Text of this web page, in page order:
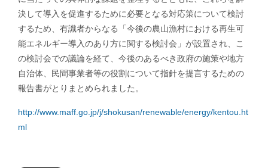
決して導入を促進するために必要となる対応策について検討
するため、有識者からなる「今後の農山漁村における再生可
能エネルギー導入のあり方に関する検討会」が設置され、こ
の検討会での議論を経て、今後のあるべき政府の施策や地方
自治体、民間事業者等の役割について指針を提言するための
報告書がとりまとめられました。
http://www.maff.go.jp/j/shokusan/renewable/energy/kentou.ht
ml